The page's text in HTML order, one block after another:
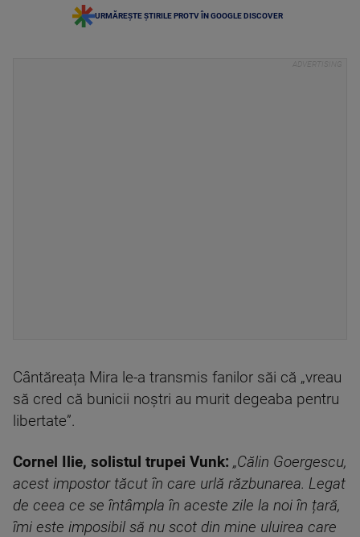
URMĂREȘTE ȘTIRILE PROTV ÎN GOOGLE DISCOVER
Cântăreața Mira le-a transmis fanilor săi că „vreau
să cred că bunicii noștri au murit degeaba pentru
libertate”.
Cornel Ilie, solistul trupei Vunk: „Călin Goergescu,
acest impostor tăcut în care urlă răzbunarea. Legat
de ceea ce se întâmpla în aceste zile la noi în țară,
îmi este imposibil să nu scot din mine uluirea care